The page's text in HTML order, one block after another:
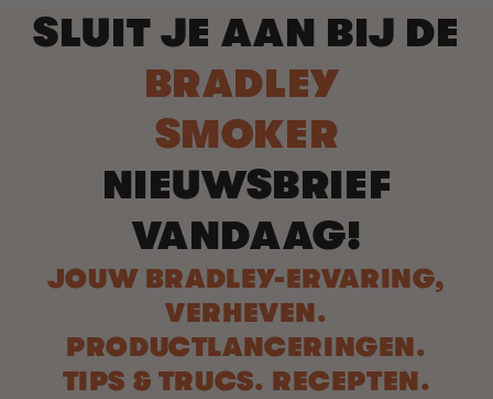
SLUIT JE AAN BIJ DE
BRADLEY
SMOKER
NIEUWSBRIEF
VANDAAG!
JOUW BRADLEY-ERVARING,
VERHEVEN.
PRODUCTLANCERINGEN.
TIPS & TRUCS. RECEPTEN.